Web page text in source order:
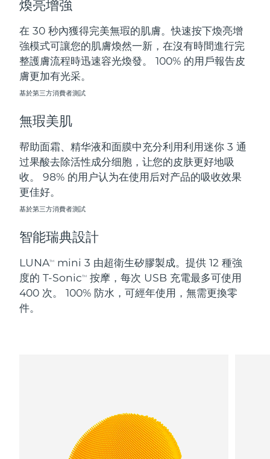
煥亮增強
在 30 秒內獲得完美無瑕的肌膚。快速按下煥亮增
強模式可讓您的肌膚煥然一新，在沒有時間進行完
整護膚流程時迅速容光煥發。 100% 的用戶報告皮
膚更加有光采。
基於第三方消費者測試
無瑕美肌
帮助面霜、精华液和面膜中充分利用利用迷你 3 通
过果酸去除活性成分细胞，让您的皮肤更好地吸
收。 98% 的用户认为在使用后对产品的吸收效果
更佳好。
基於第三方消費者測試
智能瑞典設計
LUNATM
mini 3 由超衛生矽膠製成。提供 12 種強
度的 T-SonicTM
按摩，每次 USB 充電最多可使用
400 次。 100% 防水，可經年使用，無需更換零
件。
斯洛伐克
斯洛維尼亞 預計送達日期8/9/26
南非 預計送達日期 8/17/26
南韓
西班牙
瑞典 預計送達日期 8/9/26
瑞士 預計送達日期8/9/26
台灣
泰國
土耳其 預計送達日期 8/10/26
阿拉伯聯合大公國 預計送達日期8/10/26